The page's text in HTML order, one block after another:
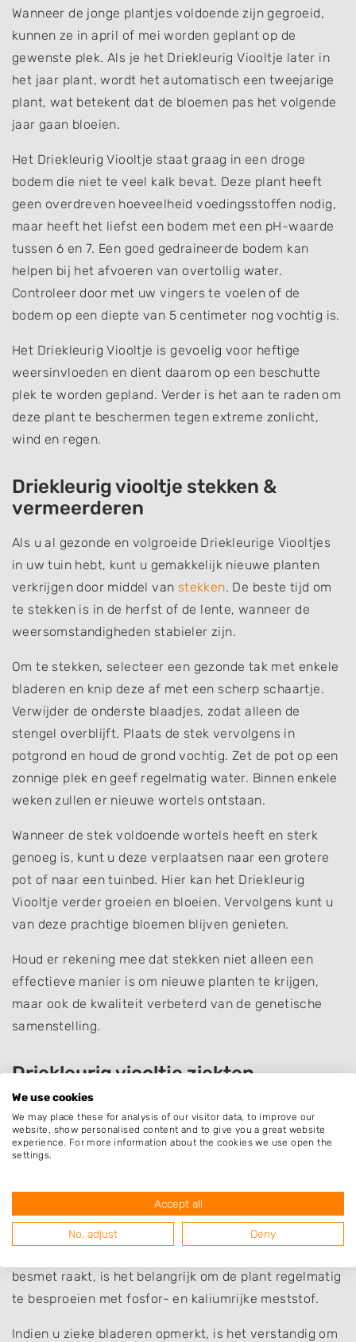
Wanneer de jonge plantjes voldoende zijn gegroeid,
kunnen ze in april of mei worden geplant op de
gewenste plek. Als je het Driekleurig Viooltje later in
het jaar plant, wordt het automatisch een tweejarige
plant, wat betekent dat de bloemen pas het volgende
jaar gaan bloeien.
Het Driekleurig Viooltje staat graag in een droge
bodem die niet te veel kalk bevat. Deze plant heeft
geen overdreven hoeveelheid voedingsstoffen nodig,
maar heeft het liefst een bodem met een pH-waarde
tussen 6 en 7. Een goed gedraineerde bodem kan
helpen bij het afvoeren van overtollig water.
Controleer door met uw vingers te voelen of de
bodem op een diepte van 5 centimeter nog vochtig is.
Het Driekleurig Viooltje is gevoelig voor heftige
weersinvloeden en dient daarom op een beschutte
plek te worden gepland. Verder is het aan te raden om
deze plant te beschermen tegen extreme zonlicht,
wind en regen.
Driekleurig viooltje stekken &
vermeerderen
Als u al gezonde en volgroeide Driekleurige Viooltjes
in uw tuin hebt, kunt u gemakkelijk nieuwe planten
verkrijgen door middel van stekken. De beste tijd om
te stekken is in de herfst of de lente, wanneer de
weersomstandigheden stabieler zijn.
Om te stekken, selecteer een gezonde tak met enkele
bladeren en knip deze af met een scherp schaartje.
Verwijder de onderste blaadjes, zodat alleen de
stengel overblijft. Plaats de stek vervolgens in
potgrond en houd de grond vochtig. Zet de pot op een
zonnige plek en geef regelmatig water. Binnen enkele
weken zullen er nieuwe wortels ontstaan.
Wanneer de stek voldoende wortels heeft en sterk
genoeg is, kunt u deze verplaatsen naar een grotere
pot of naar een tuinbed. Hier kan het Driekleurig
Viooltje verder groeien en bloeien. Vervolgens kunt u
van deze prachtige bloemen blijven genieten.
Houd er rekening mee dat stekken niet alleen een
effectieve manier is om nieuwe planten te krijgen,
maar ook de kwaliteit verbeterd van de genetische
samenstelling.
Driekleurig viooltje ziekten
weinig risico loopt op ziekten. Toch zijn er enkele
ziekten waar u rekening mee moet houden.
veroorzaakt door schimmel of bacteriën die zwarte of
bruine vlekken op de bladeren veroorzaken. Om te
besmet raakt, is het belangrijk om de plant regelmatig
te besproeien met fosfor- en kaliumrijke meststof.
Indien u zieke bladeren opmerkt, is het verstandig om
We use cookies
We may place these for analysis of our visitor data, to improve our
website, show personalised content and to give you a great website
experience. For more information about the cookies we use open the
settings.
Accept all
No, adjust Deny